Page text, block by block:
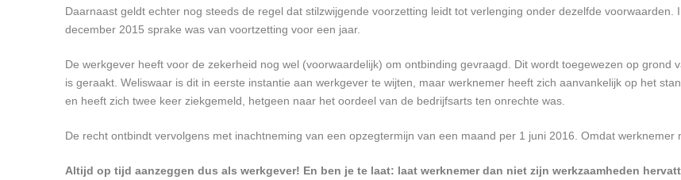
Daarnaast geldt echter nog steeds de regel dat stilzwijgende voorzetting leidt tot verlenging onder dezelfde
december 2015 sprake was van voortzetting voor een jaar.
De werkgever heeft voor de zekerheid nog wel (voorwaardelijk) om ontbinding gevraagd. Dit wordt toegewezen op
is geraakt. Weliswaar is dit in eerste instantie aan werkgever te wijten, maar werknemer heeft zich aanvankelijk op het
en heeft zich twee keer ziekgemeld, hetgeen naar het oordeel van de bedrijfsarts ten onrechte was.
De recht ontbindt vervolgens met inachtneming van een opzegtermijn van een maand per 1 juni 2016. Omdat
Altijd op tijd aanzeggen dus als werkgever! En ben je te laat: laat werknemer dan niet zijn werkzaamheden